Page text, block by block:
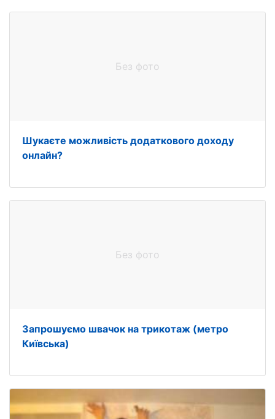
Без фото
Шукаєте можливість додаткового доходу
онлайн?
Без фото
Запрошуємо швачок на трикотаж (метро
Київська)